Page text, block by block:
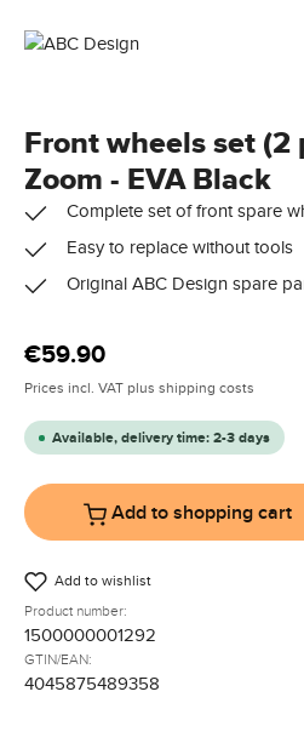
Front wheels set (2
Zoom - EVA Black
Complete set of front spare
Easy to replace without tools
Original ABC Design spare
Regular price:
€59.90
Prices incl. VAT plus shipping costs
Available, delivery time: 2-3 days
Add to shopping cart
Add to wishlist
Product number:
1500000001292
GTIN/EAN:
4045875489358